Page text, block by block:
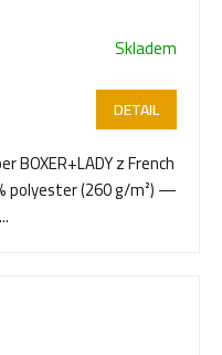
Skladem
DETAIL
BOXER+LADY z French
polyester (260 g/m²) —